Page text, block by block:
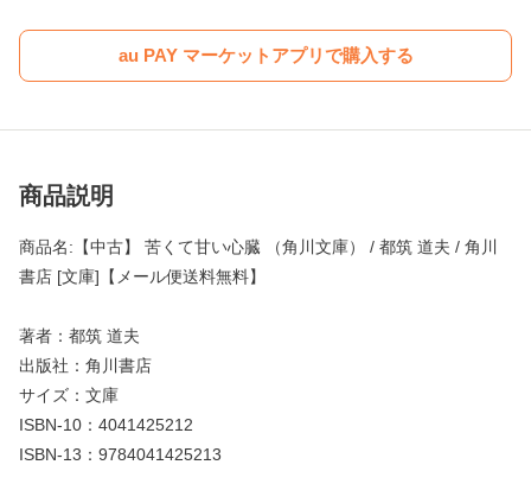
au PAY マーケットアプリで購入する
商品説明
商品名:【中古】 苦くて甘い心臓 （角川文庫） / 都筑 道夫 / 角川
書店 [文庫]【メール便送料無料】
著者：都筑 道夫
出版社：角川書店
サイズ：文庫
ISBN-10：4041425212
ISBN-13：9784041425213